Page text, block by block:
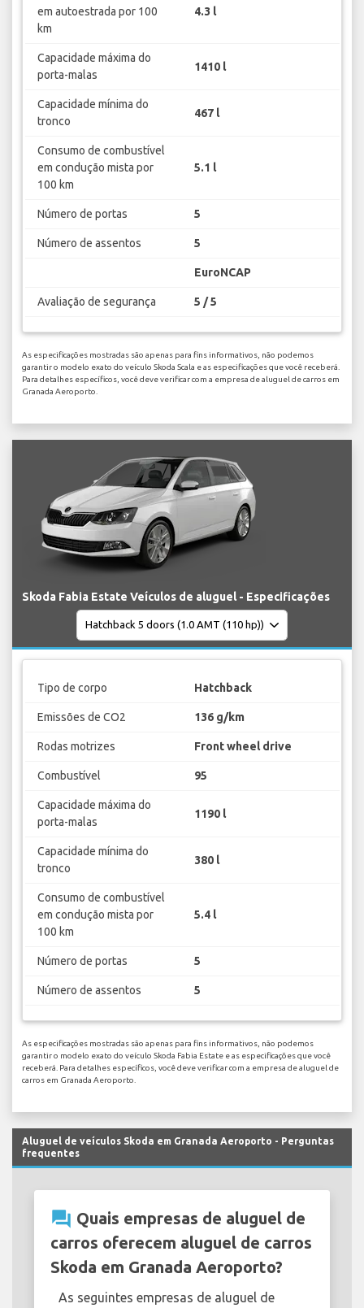
em autoestrada por 100
km
4.3 l
Capacidade máxima do
porta-malas
1410 l
Capacidade mínima do
tronco
467 l
Consumo de combustível
em condução mista por
100 km
5.1 l
Número de portas 5
Número de assentos 5
EuroNCAP
Avaliação de segurança 5 / 5
As especificações mostradas são apenas para fins informativos, não podemos
garantir o modelo exato do veículo Skoda Scala e as especificações que você receberá.
Para detalhes específicos, você deve verificar com a empresa de aluguel de carros em
Granada Aeroporto.
Skoda Fabia Estate Veículos de aluguel - Especificações
Tipo de corpo Hatchback
Emissões de CO2 136 g/km
Rodas motrizes Front wheel drive
Combustível 95
Capacidade máxima do
porta-malas
1190 l
Capacidade mínima do
tronco
380 l
Consumo de combustível
em condução mista por
100 km
5.4 l
Número de portas 5
Número de assentos 5
As especificações mostradas são apenas para fins informativos, não podemos
garantir o modelo exato do veículo Skoda Fabia Estate e as especificações que você
receberá. Para detalhes específicos, você deve verificar com a empresa de aluguel de
carros em Granada Aeroporto.
Aluguel de veículos Skoda em Granada Aeroporto - Perguntas
frequentes
question_answer Quais empresas de aluguel de
carros oferecem aluguel de carros
Skoda em Granada Aeroporto?
As seguintes empresas de aluguel de